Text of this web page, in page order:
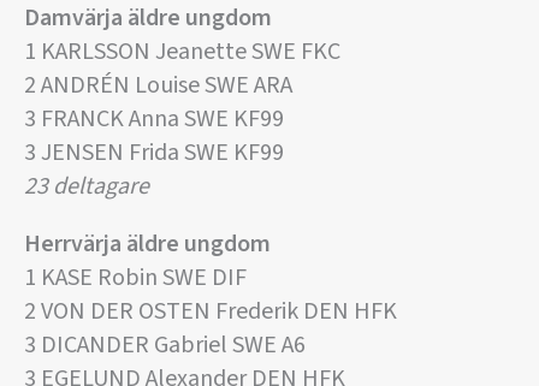
Damvärja äldre ungdom
1 KARLSSON Jeanette SWE FKC
2 ANDRÉN Louise SWE ARA
3 FRANCK Anna SWE KF99
3 JENSEN Frida SWE KF99
23 deltagare
Herrvärja äldre ungdom
1 KASE Robin SWE DIF
2 VON DER OSTEN Frederik DEN HFK
3 DICANDER Gabriel SWE A6